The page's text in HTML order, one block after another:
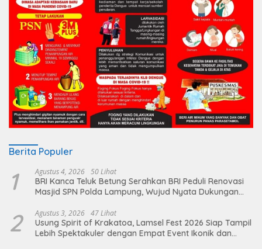
Berita Populer
1 Agustus 4, 2026 50 Lihat
BRI Kanca Teluk Betung Serahkan BRI Peduli Renovasi
Masjid SPN Polda Lampung, Wujud Nyata Dukungan
2 Agustus 3, 2026 47 Lihat
Usung Spirit of Krakatoa, Lamsel Fest 2026 Siap Tampil
Lebih Spektakuler dengan Empat Event Ikonik dan